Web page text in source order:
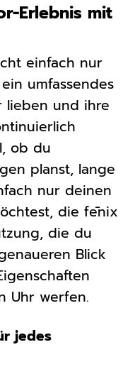
Erlebnis mit
einfach nur
umfassendes
lieben und ihre
ob du
planst, lange
nur deinen
die fēnix
die du
Blick
Uhr werfen.
jedes